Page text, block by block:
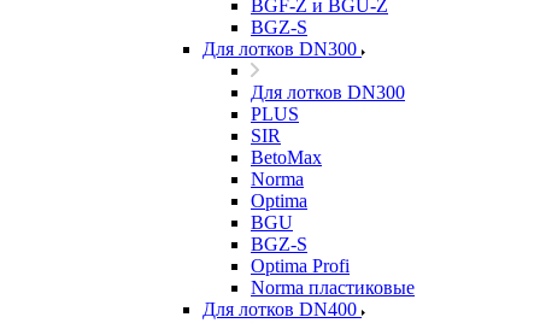
BGF-Z и BGU-Z
BGZ-S
Для лотков DN300
Для лотков DN300
PLUS
SIR
BetoMax
Norma
Optima
BGU
BGZ-S
Optima Profi
Norma пластиковые
Для лотков DN400